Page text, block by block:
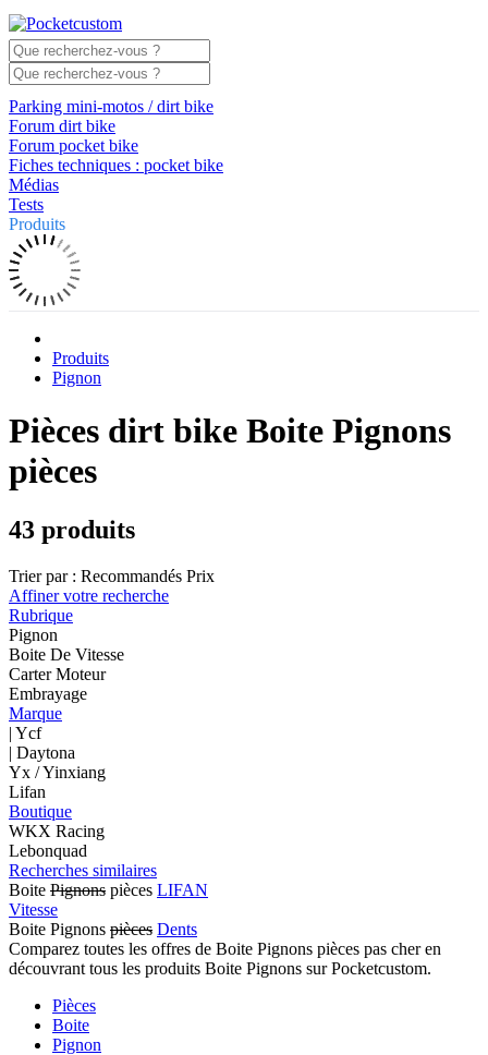
Parking mini-motos / dirt bike
Forum dirt bike
Forum pocket bike
Fiches techniques : pocket bike
Médias
Tests
Produits
Produits
Pignon
Pièces dirt bike Boite Pignons
pièces
43 produits
Trier par : Recommandés Prix
Affiner votre recherche
Rubrique
Pignon
Boite De Vitesse
Carter Moteur
Embrayage
Marque
| Ycf
| Daytona
Yx / Yinxiang
Lifan
Boutique
WKX Racing
Lebonquad
Recherches similaires
Boite Pignons pièces LIFAN
Vitesse
Boite Pignons pièces Dents
Comparez toutes les offres de Boite Pignons pièces pas cher en
découvrant tous les produits Boite Pignons sur Pocketcustom.
Pièces
Boite
Pignon